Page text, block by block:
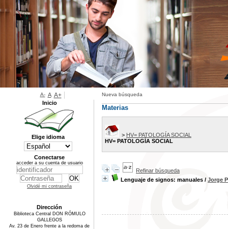
Nueva búsqueda
Materias
> HV= PATOLOGÍA SOCIAL
HV= PATOLOGÍA SOCIAL
Refinar búsqueda
Lenguaje de signos: manuales / Jorge
A- A A+
Inicio
Elige idioma
Conectarse
acceder a su cuenta de usuario
Olvidé mi contraseña
Dirección
Biblioteca Central DON RÓMULO
GALLEGOS
Av. 23 de Enero frente a la redoma de